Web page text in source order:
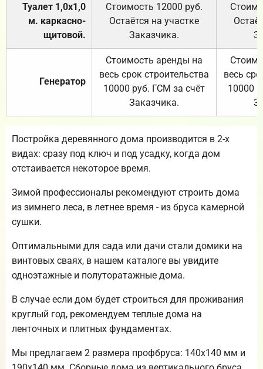
Туалет 1,0х1,0
м. каркасно-
щитовой.
Стоимость 12000 руб.
Остаётся на участке
Заказчика.
Генератор
Стоимость аренды на
весь срок строительства
10000 руб. ГСМ за счёт
Заказчика.
весь
10000
Постройка деревянного дома производится в 2-х
видах: сразу под ключ и под усадку, когда дом
отстаивается некоторое время.
Зимой профессионалы рекомендуют строить дома
из зимнего леса, в летнее время - из бруса камерной
сушки.
Оптимальными для сада или дачи стали домики на
винтовых сваях, в нашем каталоге вы увидите
одноэтажные и полуторатажные дома.
В случае если дом будет строиться для проживания
круглый год, рекомендуем теплые дома на
ленточных и плитных фундаментах.
Мы предлагаем 2 размера профбруса: 140х140 мм и